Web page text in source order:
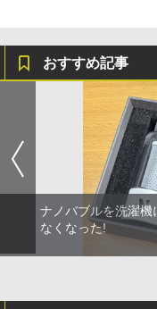
おすすめ記事
ナノバブルを洗濯
なくなった!